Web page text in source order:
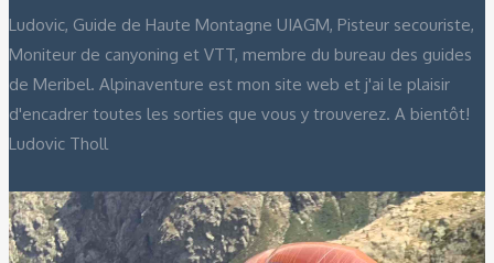
Ludovic, Guide de Haute Montagne UIAGM, Pisteur secouriste,
Moniteur de canyoning et VTT, membre du bureau des guides
de Meribel. Alpinaventure est mon site web et j'ai le plaisir
d'encadrer toutes les sorties que vous y trouverez. A bientôt!
Ludovic Tholl